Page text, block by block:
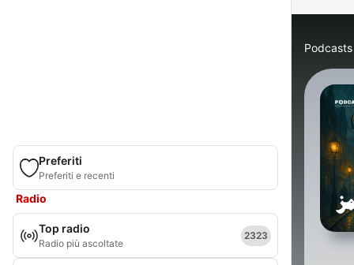
Preferiti
Preferiti e recenti
Radio
Top radio
Radio più ascoltate
2323
Podcasts